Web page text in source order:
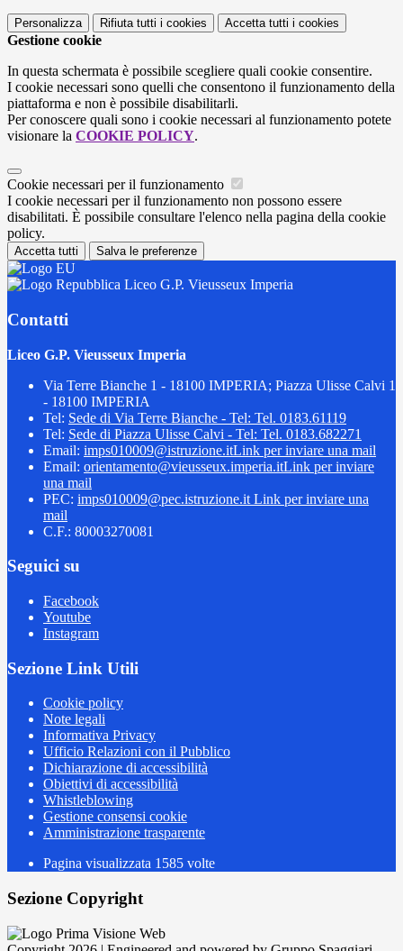
Personalizza Rifiuta tutti i cookies Accetta tutti i cookies
Gestione cookie
In questa schermata è possibile scegliere quali cookie consentire.
I cookie necessari sono quelli che consentono il funzionamento della
piattaforma e non è possibile disabilitarli.
Per conoscere quali sono i cookie necessari al funzionamento potete
visionare la COOKIE POLICY.
Cookie necessari per il funzionamento
I cookie necessari per il funzionamento non possono essere
disabilitati. È possibile consultare l'elenco nella pagina della cookie
policy.
Accetta tutti Salva le preferenze
Liceo G.P. Vieusseux Imperia
Contatti
Liceo G.P. Vieusseux Imperia
Via Terre Bianche 1 - 18100 IMPERIA; Piazza Ulisse Calvi 1
- 18100 IMPERIA
Tel: Sede di Via Terre Bianche - Tel: Tel. 0183.61119
Tel: Sede di Piazza Ulisse Calvi - Tel: Tel. 0183.682271
Email: imps010009@istruzione.itLink per inviare una mail
Email: orientamento@vieusseux.imperia.itLink per inviare
una mail
PEC: imps010009@pec.istruzione.it Link per inviare una
mail
C.F.: 80003270081
Seguici su
Facebook
Youtube
Instagram
Sezione Link Utili
Cookie policy
Note legali
Informativa Privacy
Ufficio Relazioni con il Pubblico
Dichiarazione di accessibilità
Obiettivi di accessibilità
Whistleblowing
Gestione consensi cookie
Amministrazione trasparente
Pagina visualizzata 1585 volte
Sezione Copyright